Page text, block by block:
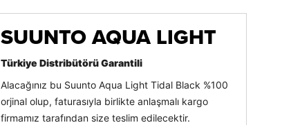
SUUNTO AQUA LIGHT
Türkiye Distribütörü Garantili
Alacağınız bu Suunto Aqua Light Tidal Black %100
orjinal olup, faturasıyla birlikte anlaşmalı kargo
firmamız tarafından size teslim edilecektir.